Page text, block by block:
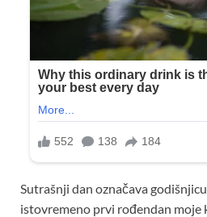
Sutrašnji dan označava
istovremeno prvi rođendan moje